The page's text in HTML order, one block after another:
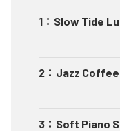
1 ： Slow Tide
2 ： Jazz
3 ： Soft Piano